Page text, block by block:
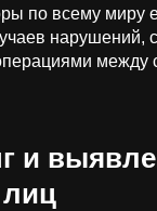
по всему миру
нарушений,
между
и